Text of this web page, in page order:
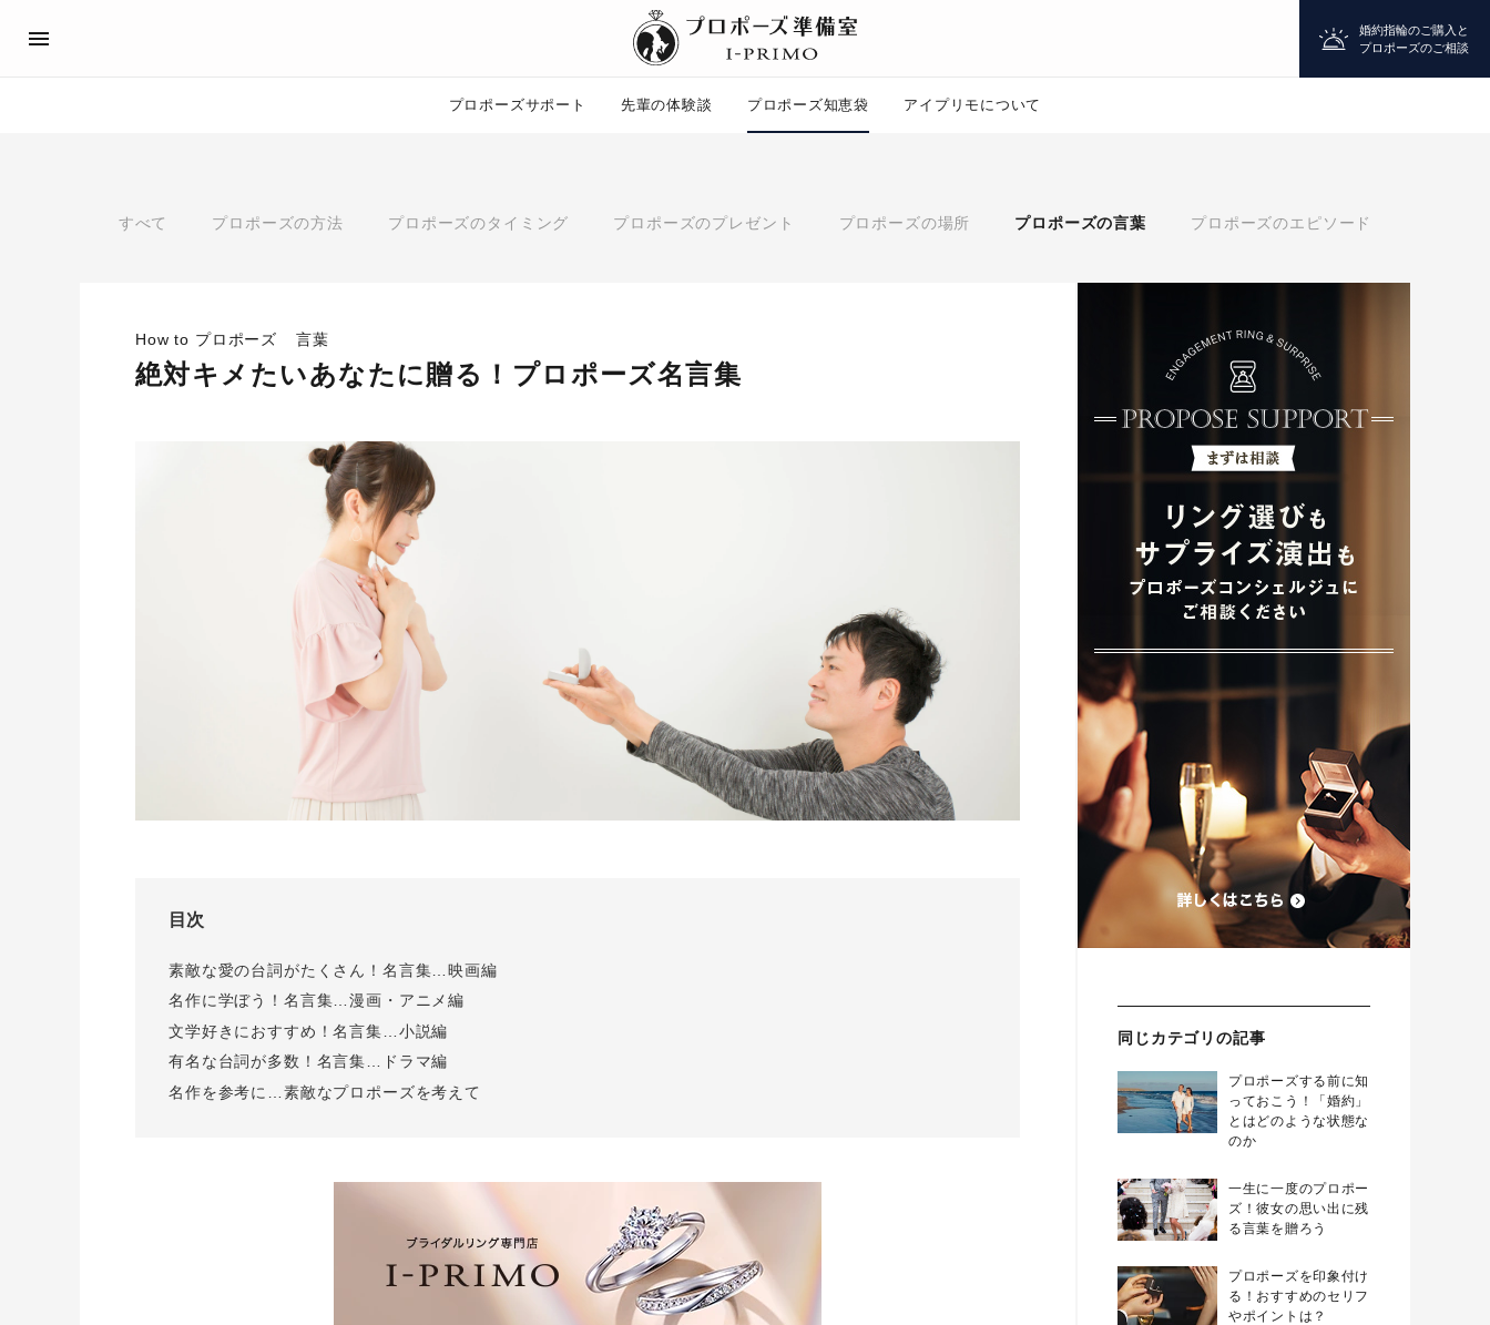
婚約指輪のご購入と
プロポーズのご相談
プロポーズサポート 先輩の体験談 プロポーズ知恵袋 アイプリモについて
すべて プロポーズの方法 プロポーズのタイミング プロポーズのプレゼント プロポーズの場所 プロポーズの言葉 プロポーズのエピソード
How to プロポーズ 言葉
絶対キメたいあなたに贈る！プロポーズ名言集
目次
素敵な愛の台詞がたくさん！名言集…映画編
名作に学ぼう！名言集…漫画・アニメ編
文学好きにおすすめ！名言集…小説編
有名な台詞が多数！名言集…ドラマ編
名作を参考に…素敵なプロポーズを考えて
同じカテゴリの記事
プロポーズする前に知
っておこう！「婚約」
とはどのような状態な
のか
一生に一度のプロポー
ズ！彼女の思い出に残
る言葉を贈ろう
プロポーズを印象付け
る！おすすめのセリフ
やポイントは？
プロポーズ
おすすめの婚約指輪
パーフェクトプロポーズリング
ピックアップ
場所
言葉 エピソード
I-PRIMO公式サイト
I-PRIMO公式オンラインショップ
プロポーズ
婚約指輪
マッチング診断
プロポーズプラン検索